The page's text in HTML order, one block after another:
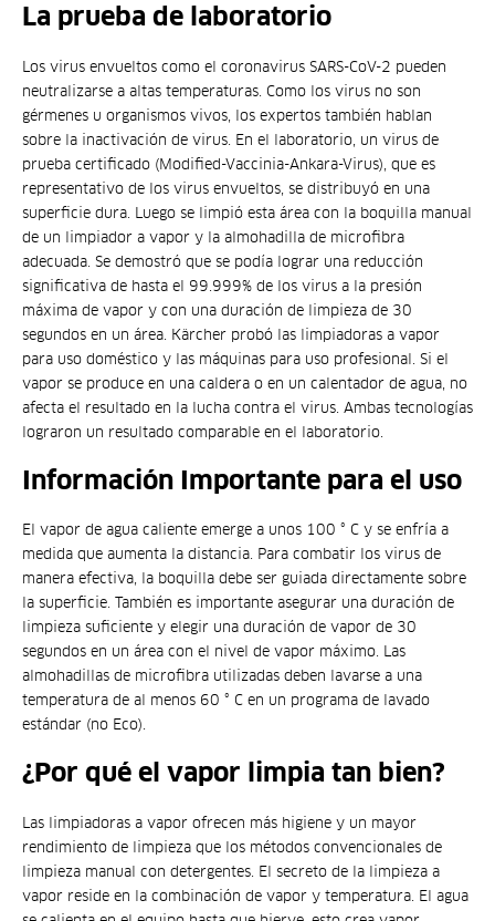
La prueba de laboratorio
Los virus envueltos como el coronavirus SARS-CoV-2 pueden
neutralizarse a altas temperaturas. Como los virus no son
gérmenes u organismos vivos, los expertos también hablan
sobre la inactivación de virus. En el laboratorio, un virus de
prueba certificado (Modified-Vaccinia-Ankara-Virus), que es
representativo de los virus envueltos, se distribuyó en una
superficie dura. Luego se limpió esta área con la boquilla manual
de un limpiador a vapor y la almohadilla de microfibra
adecuada. Se demostró que se podía lograr una reducción
significativa de hasta el 99.999% de los virus a la presión
máxima de vapor y con una duración de limpieza de 30
segundos en un área. Kärcher probó las limpiadoras a vapor
para uso doméstico y las máquinas para uso profesional. Si el
vapor se produce en una caldera o en un calentador de agua, no
afecta el resultado en la lucha contra el virus. Ambas tecnologías
lograron un resultado comparable en el laboratorio.
Información Importante para el uso
El vapor de agua caliente emerge a unos 100 ° C y se enfría a
medida que aumenta la distancia. Para combatir los virus de
manera efectiva, la boquilla debe ser guiada directamente sobre
la superficie. También es importante asegurar una duración de
limpieza suficiente y elegir una duración de vapor de 30
segundos en un área con el nivel de vapor máximo. Las
almohadillas de microfibra utilizadas deben lavarse a una
temperatura de al menos 60 ° C en un programa de lavado
estándar (no Eco).
¿Por qué el vapor limpia tan bien?
Las limpiadoras a vapor ofrecen más higiene y un mayor
rendimiento de limpieza que los métodos convencionales de
limpieza manual con detergentes. El secreto de la limpieza a
vapor reside en la combinación de vapor y temperatura. El agua